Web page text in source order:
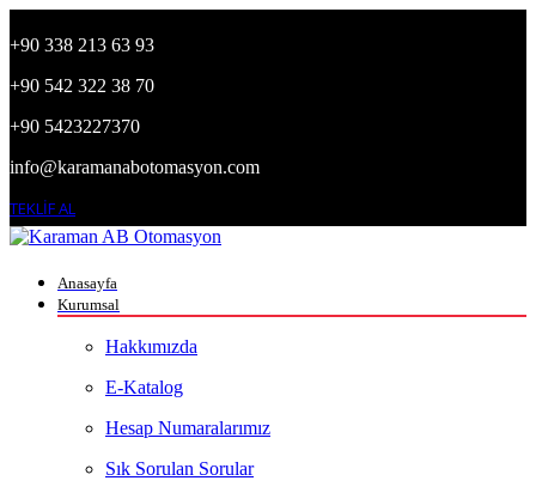
+90 338 213 63 93
+90 542 322 38 70
+90 5423227370
info@karamanabotomasyon.com
TEKLİF AL
Anasayfa
Kurumsal
Hakkımızda
E-Katalog
Hesap Numaralarımız
Sık Sorulan Sorular